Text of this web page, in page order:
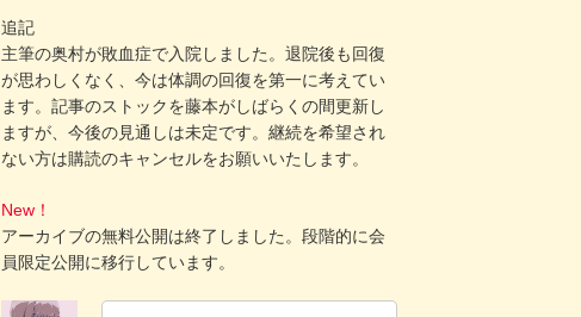
追記
主筆の奥村が敗血症で入院しました。退院後も回復
が思わしくなく、今は体調の回復を第一に考えてい
ます。記事のストックを藤本がしばらくの間更新し
ますが、今後の見通しは未定です。継続を希望され
ない方は購読のキャンセルをお願いいたします。
New！
アーカイブの無料公開は終了しました。段階的に会
員限定公開に移行しています。